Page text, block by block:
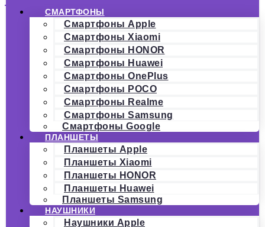
СМАРТФОНЫ
Смартфоны Apple
Смартфоны Xiaomi
Смартфоны HONOR
Смартфоны Huawei
Смартфоны OnePlus
Смартфоны POCO
Смартфоны Realme
Смартфоны Samsung
Смартфоны Google
ПЛАНШЕТЫ
Планшеты Apple
Планшеты Xiaomi
Планшеты HONOR
Планшеты Huawei
Планшеты Samsung
НАУШНИКИ
Наушники Apple